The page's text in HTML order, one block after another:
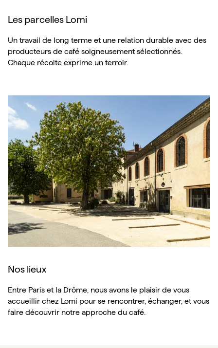
Les parcelles Lomi
Un travail de long terme et une relation durable avec des
producteurs de café soigneusement sélectionnés.
Chaque récolte exprime un terroir.
Nos lieux
Entre Paris et la Drôme, nous avons le plaisir de vous
accueillir chez Lomi pour se rencontrer, échanger, et vous
faire découvrir notre approche du café.